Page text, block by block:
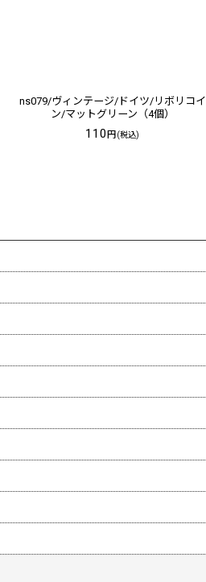
ns079/ヴィンテージ/ドイツ/リボリコイ
ン/マットグリーン（4個）
110円(税込)